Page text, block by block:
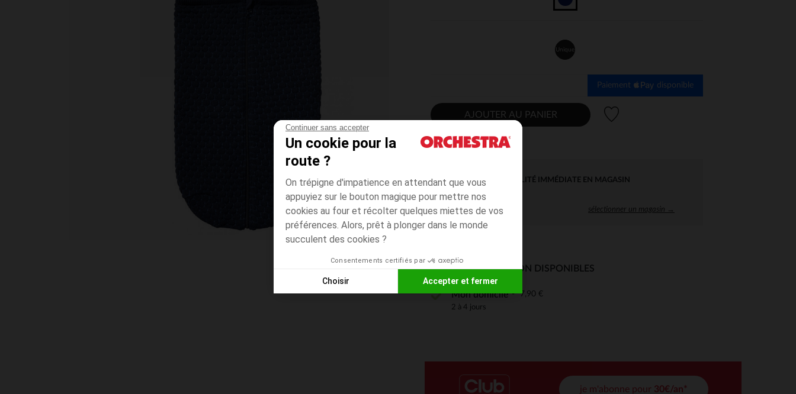
Continuer sans accepter
Un cookie pour la
route ?
On trépigne d'impatience en attendant que vous
appuyiez sur le bouton magique pour mettre nos
cookies au four et récolter quelques miettes de vos
préférences. Alors, prêt à plonger dans le monde
succulent des cookies ?
Consentements certifiés par
Choisir Accepter et fermer
Plateforme de Gestion du Consentement : Personnalisez vos Options
Unique
Paiement disponible
AJOUTER AU PANIER
DISPONIBILITÉ IMMÉDIATE EN MAGASIN
sélectionner un magasin →
MODES DE LIVRAISON DISPONIBLES
Mon domicile 7,90 €
2 à 4 jours
je m'abonne pour 30€/an*